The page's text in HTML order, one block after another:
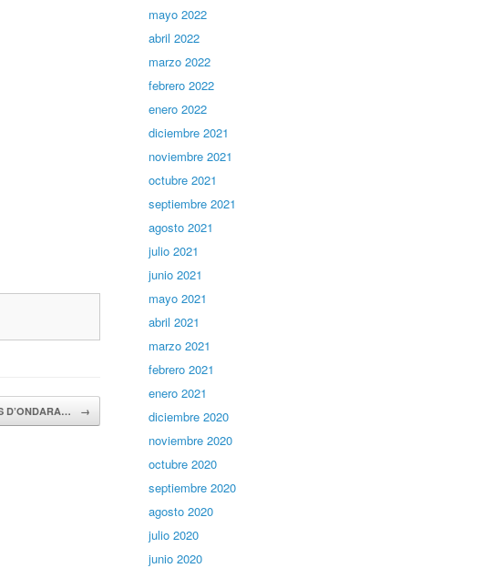
D’ONDARA… →
mayo 2022
abril 2022
marzo 2022
febrero 2022
enero 2022
diciembre 2021
noviembre 2021
octubre 2021
septiembre 2021
agosto 2021
julio 2021
junio 2021
mayo 2021
abril 2021
marzo 2021
febrero 2021
enero 2021
diciembre 2020
noviembre 2020
octubre 2020
septiembre 2020
agosto 2020
julio 2020
junio 2020